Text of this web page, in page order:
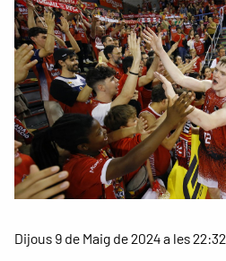
Dijous 9 de Maig de 2024 a les 22:32